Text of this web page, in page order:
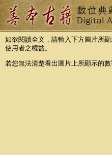
如欲閱讀全文，請輸入下方圖片所
使用者之權益。
若您無法清楚看出圖片上所顯示的